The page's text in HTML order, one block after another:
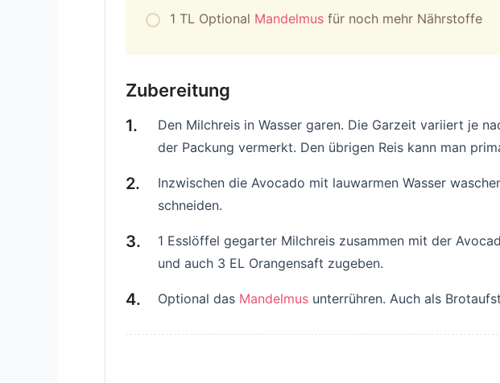
1 TL Optional Mandelmus für noch mehr Nährstoffe
Zubereitung
Den Milchreis in Wasser garen. Die Garzeit variiert je
der Packung vermerkt. Den übrigen Reis kann man
Inzwischen die Avocado mit lauwarmen Wasser
schneiden.
1 Esslöffel gegarter Milchreis zusammen mit der
und auch 3 EL Orangensaft zugeben.
Optional das Mandelmus unterrühren. Auch als